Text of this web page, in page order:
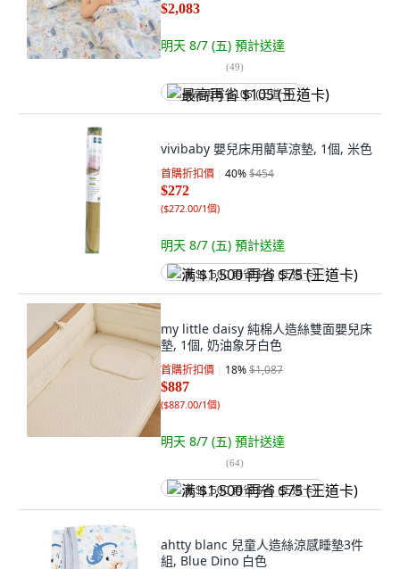
$2,083
明天 8/7 (五) 預計送達
(49)
最高再省 $105 (王道卡)
vivibaby 嬰兒床用藺草涼墊, 1個, 米色
首購折扣價 40%$454
$272
($272.00/1個)
明天 8/7 (五) 預計送達
满 $1,500 再省 $75 (王道卡)
my little daisy 純棉人造絲雙面嬰兒床
墊, 1個, 奶油象牙白色
首購折扣價 18%$1,087
$887
($887.00/1個)
明天 8/7 (五) 預計送達
(64)
满 $1,500 再省 $75 (王道卡)
ahtty blanc 兒童人造絲涼感睡墊3件
組, Blue Dino 白色